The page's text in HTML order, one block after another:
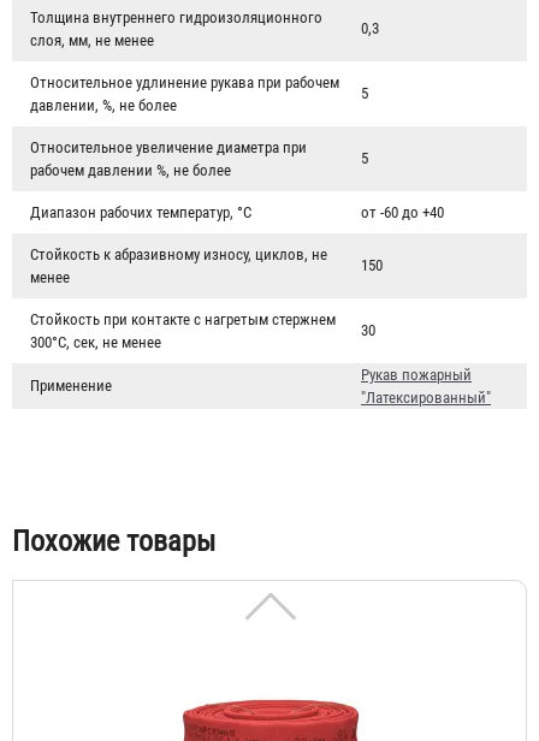
Толщина внутреннего гидроизоляционного
слоя, мм, не менее
0,3
Относительное удлинение рукава при рабочем
давлении, %, не более
5
Относительное увеличение диаметра при
рабочем давлении %, не более
5
Диапазон рабочих температур, °C от -60 до +40
Стойкость к абразивному износу, циклов, не
менее
150
Стойкость при контакте с нагретым стержнем
300°С, сек, не менее
30
Применение
Рукав пожарный
"Латексированный"
Похожие товары
Рукав пожарный "Латексированный" РПМ(Д)-40-1,6-ИМ-
УХЛ1